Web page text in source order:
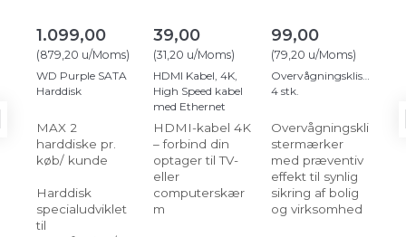
1.099,00
(879,20 u/Moms)
WD Purple SATA
Harddisk
MAX 2
harddiske pr.
køb/ kunde
Harddisk
specialudviklet
til
39,00
(31,20 u/Moms)
HDMI Kabel, 4K,
High Speed kabel
med Ethernet
HDMI-kabel 4K
– forbind din
optager til TV-
eller
computerskær
m
99,00
(79,20 u/Moms)
4 stk.
Overvågningskli
stermærker
med præventiv
effekt til synlig
sikring af bolig
og virksomhed